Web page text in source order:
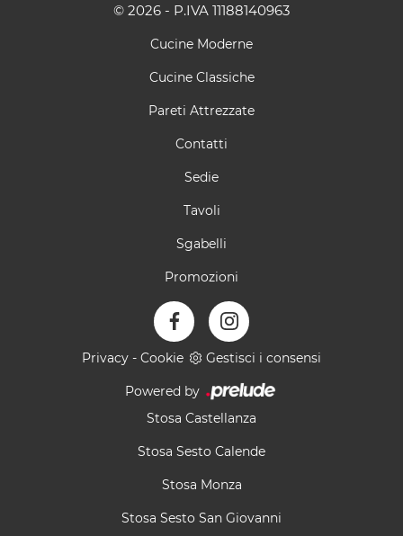
© 2026 - P.IVA 11188140963
Cucine Moderne
Cucine Classiche
Pareti Attrezzate
Contatti
Sedie
Tavoli
Sgabelli
Promozioni
Privacy - Cookie Gestisci i consensi
Powered by
Stosa Castellanza
Stosa Sesto Calende
Stosa Monza
Stosa Sesto San Giovanni